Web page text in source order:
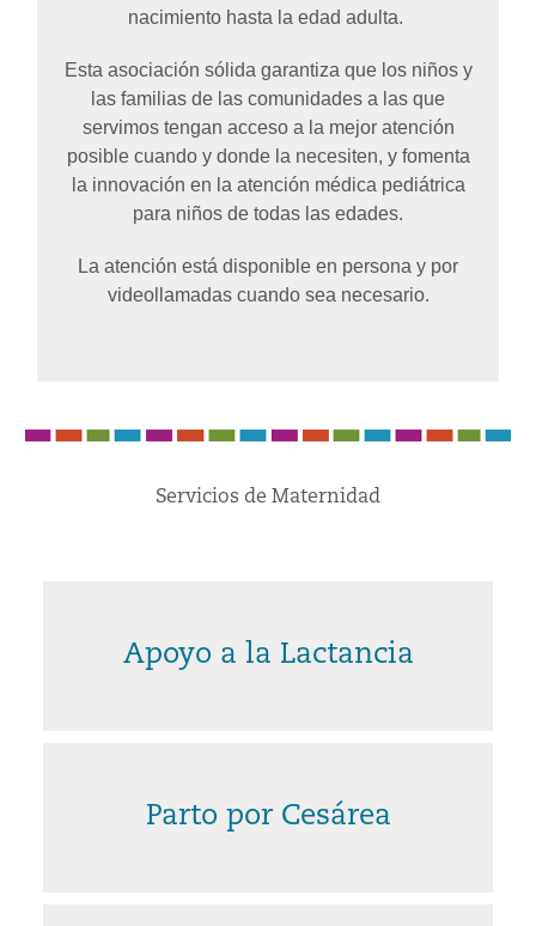
nacimiento hasta la edad adulta.
Esta asociación sólida garantiza que los niños y
las familias de las comunidades a las que
servimos tengan acceso a la mejor atención
posible cuando y donde la necesiten, y fomenta
la innovación en la atención médica pediátrica
para niños de todas las edades.
La atención está disponible en persona y por
videollamadas cuando sea necesario.
Servicios de Maternidad
Apoyo a la Lactancia
Parto por Cesárea